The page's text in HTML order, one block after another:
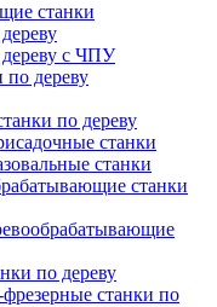
станки
с ЧПУ
по дереву
по дереву
станки
станки
станки
по дереву
станки по